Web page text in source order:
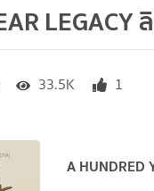
33.5K 1
A HUNDRED